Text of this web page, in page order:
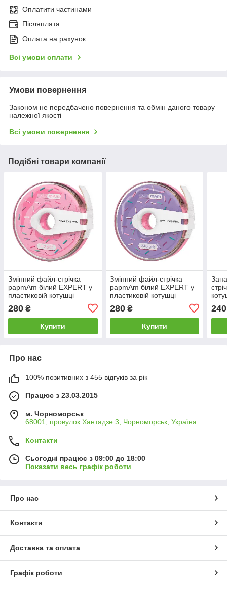
Оплатити частинами
Післяплата
Оплата на рахунок
Всі умови оплати
Умови повернення
Законом не передбачено повернення та обмін даного товару
належної якості
Всі умови повернення
Подібні товари компанії
Змінний файл-стрічка
papmAm білий EXPERT у
пластиковій котушці
STALEKS PRO 180 гритів
ATC-180w
280 ₴
Купити
Змінний файл-стрічка
papmAm білий EXPERT у
пластиковій котушці
STALEKS PRO 240 гритів
ATC-240w
280₴
Купити
240
Про нас
100% позитивних з 455 відгуків за рік
Працює з 23.03.2015
м. Чорноморськ
68001, провулок Хантадзе 3, Чорноморськ, Україна
Контакти
Сьогодні працює з 09:00 до 18:00
Показати весь графік роботи
Про нас
Контакти
Доставка та оплата
Графік роботи